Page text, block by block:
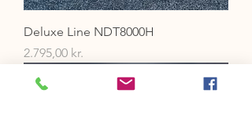
Deluxe Line NDT8000H
Pris
2.795,00 kr.